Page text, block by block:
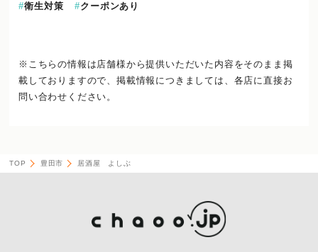
衛生対策
クーポンあり
※こちらの情報は店舗様から提供いただいた内容をそのまま掲
載しておりますので、掲載情報につきましては、各店に直接お
問い合わせください。
TOP 豊田市 居酒屋 よしぶ